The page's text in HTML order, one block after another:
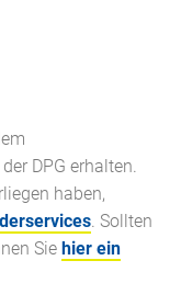
DPG erhalten.
haben,
. Sollten
Sie hier ein